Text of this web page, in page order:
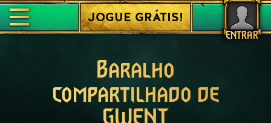
ENTRAR
JOGUE GRÁTIS!
Baralho
compartilhado de
GWENT